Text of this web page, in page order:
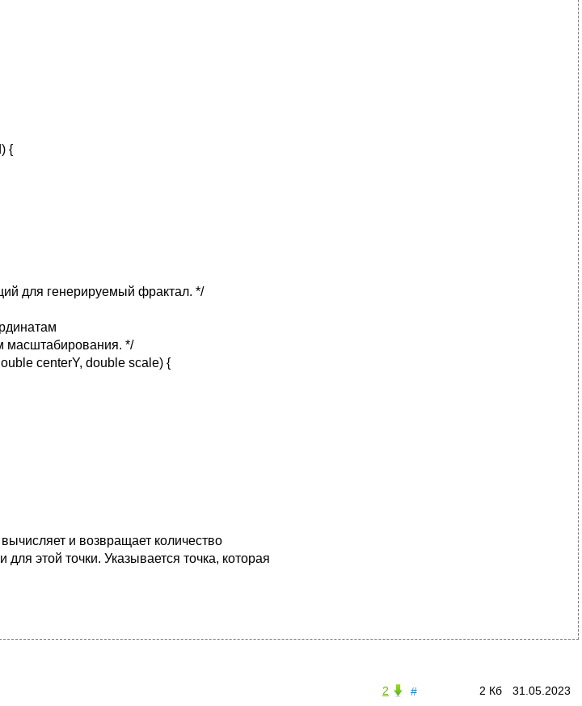
{
для генерируемый фрактал. */
масштабирования. */
centerY, double scale) {
и возвращает количество
этой точки. Указывается точка, которая
# 31.05.2023
2 Кб
2